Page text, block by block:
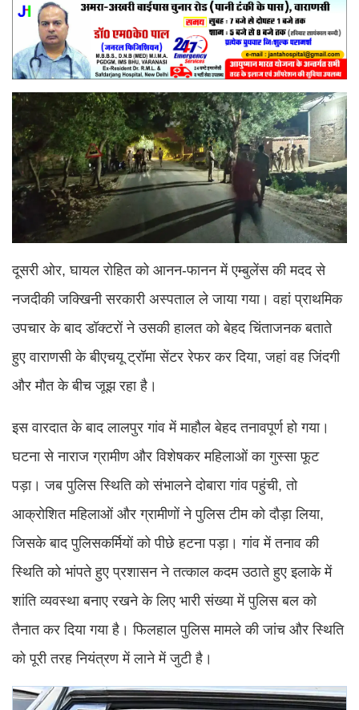
दूसरी ओर, घायल रोहित को आनन-फानन में एम्बुलेंस की मदद से
नजदीकी जक्खिनी सरकारी अस्पताल ले जाया गया। वहां प्राथमिक
उपचार के बाद डॉक्टरों ने उसकी हालत को बेहद चिंताजनक बताते
हुए वाराणसी के बीएचयू ट्रॉमा सेंटर रेफर कर दिया, जहां वह जिंदगी
और मौत के बीच जूझ रहा है।
इस वारदात के बाद लालपुर गांव में माहौल बेहद तनावपूर्ण हो गया।
घटना से नाराज ग्रामीण और विशेषकर महिलाओं का गुस्सा फूट
पड़ा। जब पुलिस स्थिति को संभालने दोबारा गांव पहुंची, तो
आक्रोशित महिलाओं और ग्रामीणों ने पुलिस टीम को दौड़ा लिया,
जिसके बाद पुलिसकर्मियों को पीछे हटना पड़ा। गांव में तनाव की
स्थिति को भांपते हुए प्रशासन ने तत्काल कदम उठाते हुए इलाके में
शांति व्यवस्था बनाए रखने के लिए भारी संख्या में पुलिस बल को
तैनात कर दिया गया है। फिलहाल पुलिस मामले की जांच और स्थिति
को पूरी तरह नियंत्रण में लाने में जुटी है।